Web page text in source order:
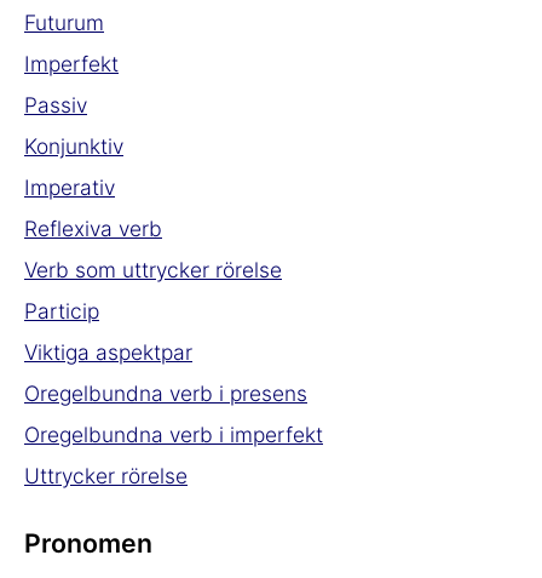
Futurum
Imperfekt
Passiv
Konjunktiv
Imperativ
Reflexiva verb
Verb som uttrycker rörelse
Particip
Viktiga aspektpar
Oregelbundna verb i presens
Oregelbundna verb i imperfekt
Uttrycker rörelse
Pronomen